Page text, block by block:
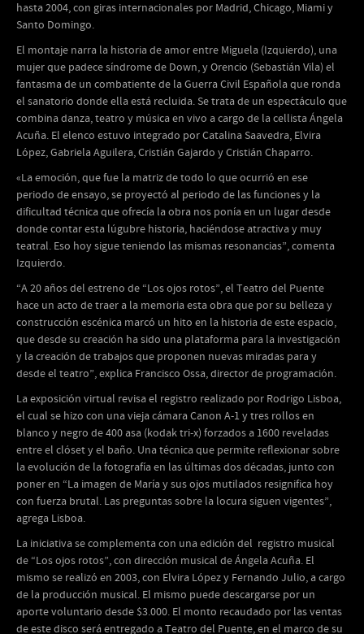
hasta 2004, con giras internacionales por Madrid, Chicago, Miami y
Santo Domingo.
El montaje narra la historia de amor entre Miguela (Izquierdo), una
mujer que padece síndrome de Down, y Orencio (Sebastián Vila) el
fantasma de un combatiente de la Guerra Civil Española que ronda
el sanatorio donde ella está recluida. Se trata de un espectáculo que
combina danza, teatro y música en vivo a cargo de la cellista Ángela
Acuña. El elenco estuvo integrado por Catalina Saavedra, Elvira
López, Gabriela Aguilera, Cristián Gajardo y Cristián Chaparro.
«La emoción, que fue la matriz de todo lo que ocurrió en ese
periodo de ensayo, se proyectó al periodo de las funciones y la
dificultad técnica que ofrecía la obra nos ponía en un lugar desde
donde contar esta lúgubre historia, haciéndose atractiva y muy
teatral. Eso hoy sigue teniendo las mismas resonancias”, comenta
Izquierdo.
“A 20 años del estreno de “Los ojos rotos”, el Teatro del Puente
hace un acto de traer a la memoria esta obra que por su belleza y
construcción escénica marcó un hito en la historia de este espacio,
que desde su creación ha sido una plataforma para la investigación
y la creación de trabajos que proponen nuevas miradas para y
desde el teatro”, explica Francisco Ossa, director de programación.
La exposición virtual revisa el registro realizado por Rodrigo Lisboa,
el cual se hizo con una vieja cámara Canon A-1 y tres rollos en
blanco y negro de 400 asa (kodak tri-x) forzados a 1600 reveladas
entre el clóset y el baño. Una técnica que permite reflexionar sobre
la evolución de la fotografía en las últimas dos décadas, junto con
poner en “La imagen de María y sus ojos mutilados resignifica hoy
con fuerza brutal. Las preguntas sobre la locura siguen vigentes”,
agrega Lisboa.
La iniciativa se complementa con una edición del registro musical
de “Los ojos rotos”, con dirección musical de Ángela Acuña. El
mismo se realizó en 2003, con Elvira López y Fernando Julio, a cargo
de la producción musical. El mismo puede descargarse por un
aporte voluntario desde $3.000. El monto recaudado por las ventas
de este disco será entregado a Teatro del Puente, en el marco de su